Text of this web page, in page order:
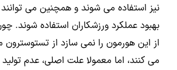
نیز استفاده می شوند و همچنین می
بهبود عملکرد ورزشکاران استفاده شوند.
از این هورمون را نمی سازد از
می کنند، اما معمولا علت اصلی، عدم